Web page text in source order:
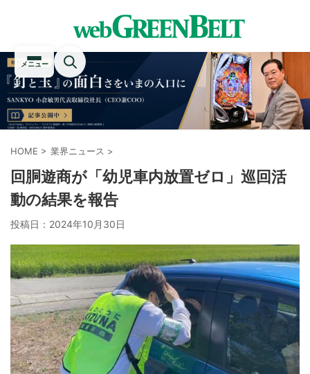
メニュー
HOME > 業界ニュース >
回胴遊商が「幼児車内放置ゼロ」巡回活
動の結果を報告
投稿日： 2024年10月30日